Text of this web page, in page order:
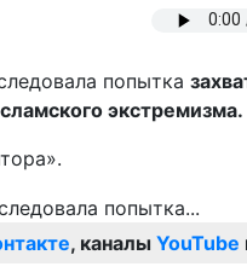
попытка
экстремизма.
, каналы YouTube